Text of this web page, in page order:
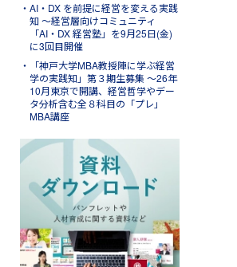
AI・DX を前提に経営を変える実践
知 ～経営層向けコミュニティ
「AI・DX 経営塾」を9月25日(金)
に3回目開催
「神戸大学MBA教授陣に学ぶ経営
学の実践知」第３期生募集 ～26年
10月東京で開講、経営哲学やデー
タ分析含む全８科目の「プレ」
MBA講座